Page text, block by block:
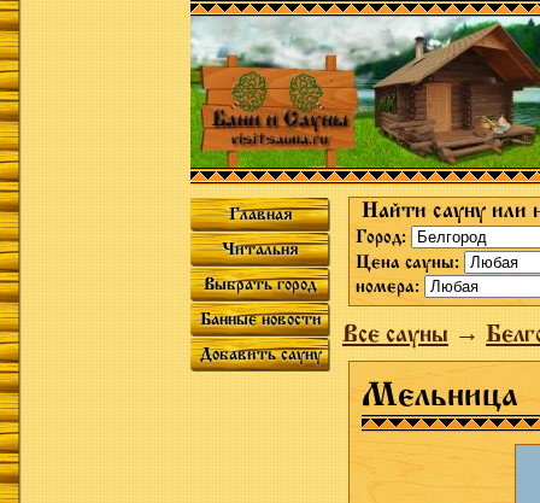
Главная
Читальня
Выбрать город
Банные новости
Добавить сауну
Найти сауну или
Город:
Цена сауны:
номера:
Все сауны→
Мельница